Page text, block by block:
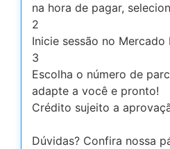
na hora de pagar,
2
Inicie sessão no Mercado
3
Escolha o número de
adapte a você e pronto!
Crédito sujeito a
Dúvidas? Confira nossa